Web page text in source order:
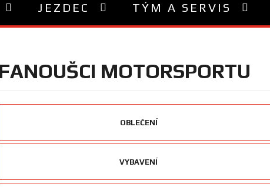
JEZDEC TÝM A SERVIS
FANOUŠCI MOTORSPORTU
OBLEČENÍ
VYBAVENÍ